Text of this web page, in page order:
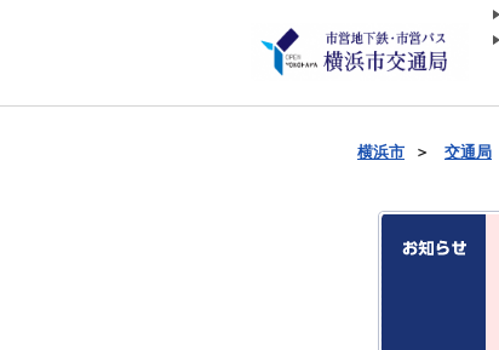
横浜市 ＞ 交通局